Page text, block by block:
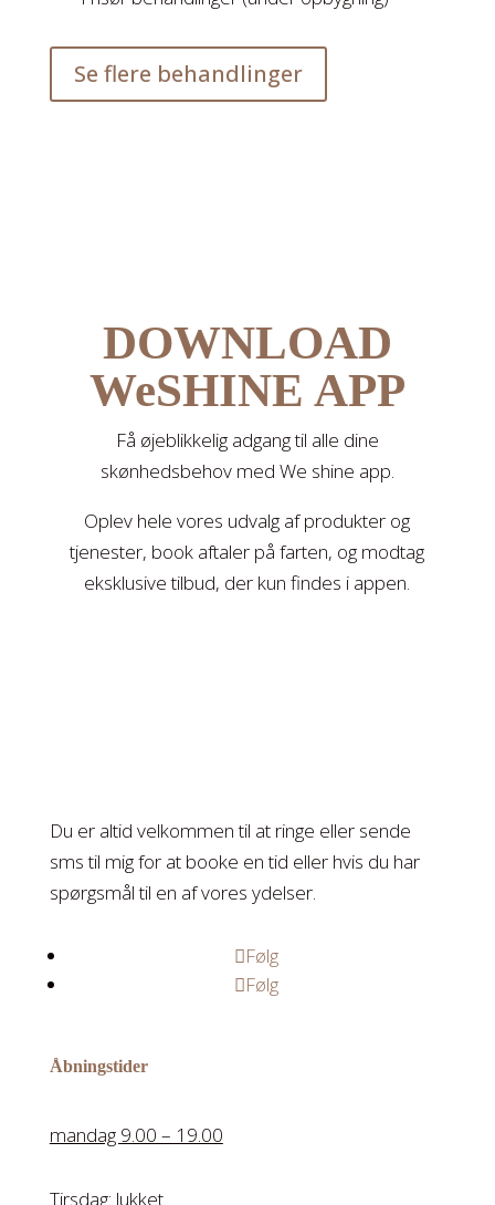
Se flere behandlinger
DOWNLOAD
WeSHINE APP
Få øjeblikkelig adgang til alle dine
skønhedsbehov med We shine app.
Oplev hele vores udvalg af produkter og
tjenester, book aftaler på farten, og modtag
eksklusive tilbud, der kun findes i appen.
Du er altid velkommen til at ringe eller sende
sms til mig for at booke en tid eller hvis du har
spørgsmål til en af vores ydelser.
Følg
Følg
Åbningstider
mandag 9.00 – 19.00
Tirsdag: lukket